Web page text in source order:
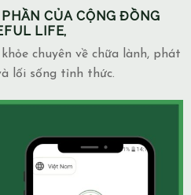
CỦA CỘNG ĐỒNG
LIFE,
chuyên về chữa lành, phát
lối sống tỉnh thức.